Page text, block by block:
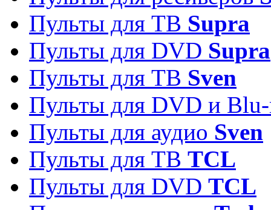
Пульты для ТВ Supra
Пульты для DVD Supra
Пульты для ТВ Sven
Пульты для DVD и
Пульты для аудио Sven
Пульты для ТВ TCL
Пульты для DVD TCL